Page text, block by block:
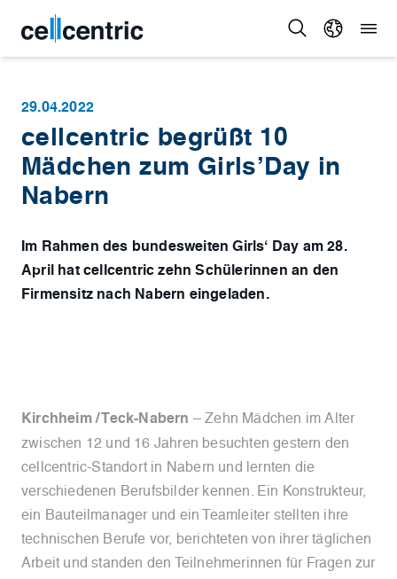
29.04.2022
cellcentric begrüßt 10
Mädchen zum Girls’Day in
Nabern
Im Rahmen des bundesweiten Girls‘ Day am 28.
April hat cellcentric zehn Schülerinnen an den
Firmensitz nach Nabern eingeladen.
Kirchheim / Teck-Nabern – Zehn Mädchen im Alter
zwischen 12 und 16 Jahren besuchten gestern den
cellcentric-Standort in Nabern und lernten die
verschiedenen Berufsbilder kennen. Ein Konstrukteur,
ein Bauteilmanager und ein Teamleiter stellten ihre
technischen Berufe vor, berichteten von ihrer täglichen
Arbeit und standen den Teilnehmerinnen für Fragen zur